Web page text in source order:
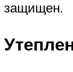
защищен.